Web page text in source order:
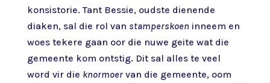
konsistorie. Tant Bessie, oudste dienende
diaken, sal die rol van stamperskoen inneem en
woes tekere gaan oor die nuwe geite wat die
gemeente kom ontstig. Dit sal alles te veel
word vir die knormoer van die gemeente, oom